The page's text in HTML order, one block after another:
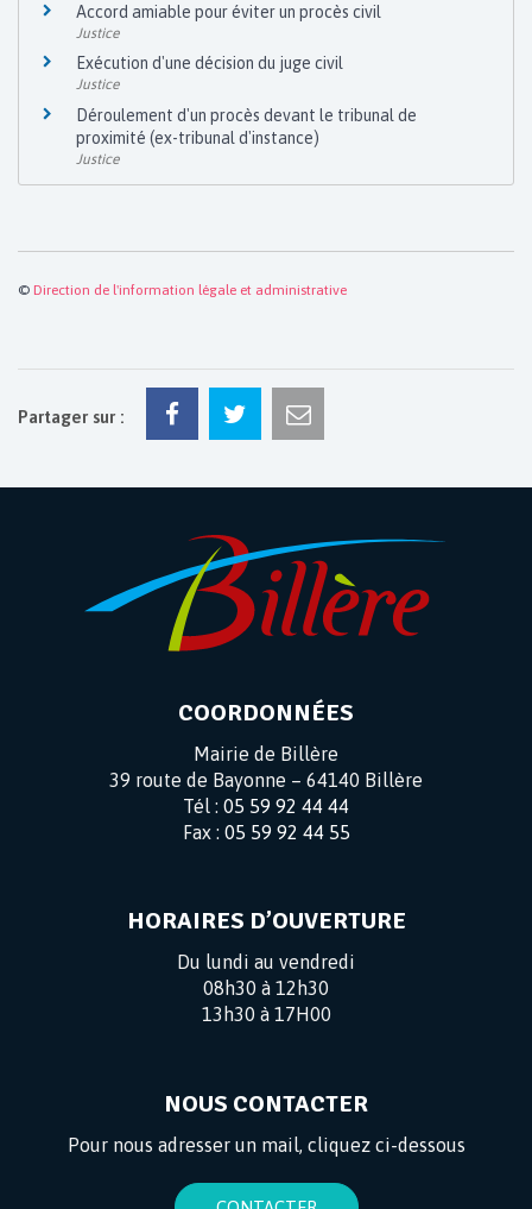
Accord amiable pour éviter un procès civil
Justice
Exécution d'une décision du juge civil
Justice
Déroulement d'un procès devant le tribunal de
proximité (ex-tribunal d'instance)
Justice
© Direction de l'information légale et administrative
Partager sur :
COORDONNÉES
Mairie de Billère
39 route de Bayonne – 64140 Billère
Tél : 05 59 92 44 44
Fax : 05 59 92 44 55
HORAIRES D’OUVERTURE
Du lundi au vendredi
08h30 à 12h30
13h30 à 17H00
NOUS CONTACTER
Pour nous adresser un mail, cliquez ci-dessous